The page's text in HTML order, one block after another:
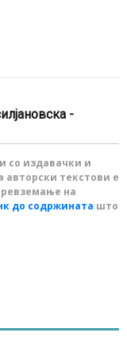
-
со издавачки и
текстови е
на
до содржината што